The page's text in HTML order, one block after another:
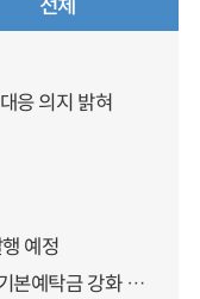
전체
응 의지 밝혀
예정
단일종목 레버리지 상품(ETF·ETN) 기본예탁금 강화 조기시행 방안 안내